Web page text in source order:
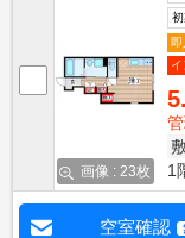
画像 : 23枚
1
空室確認